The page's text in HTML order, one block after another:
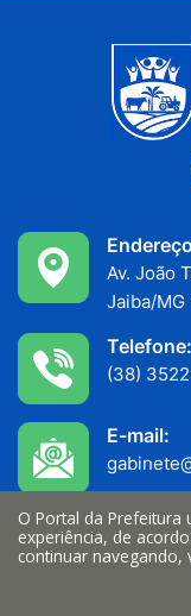
Av. João
Jaiba/
Telefone:
(38)
E-mail:
Serviços
O Portal da Prefeitura
experiência, de
continuar navegando,